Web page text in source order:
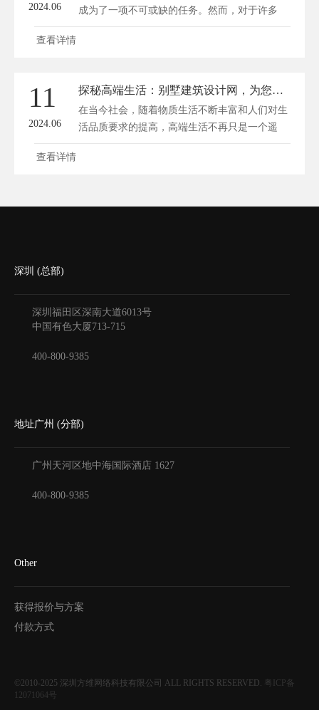
2024.06
成为了一项不可或缺的任务。然而，对于许多
企...
查看详情
11
2024.06
探秘高端生活：别墅建筑设计网，为您打造梦想家园
在当今社会，随着物质生活不断丰富和人们对生
活品质要求的提高，高端生活不再只是一个遥
远...
查看详情
深圳 (总部)
深圳福田区深南大道6013号
中国有色大厦 713-715
400-800-9385
地址广州 (分部)
广州天河区地中海国际酒店 1627
400-800-9385
Other
获得报价与方案
付款方式
©2010-2025 深圳方维网络科技有限公司 ALL RIGHTS RESERVED. 粤ICP备
12071064号